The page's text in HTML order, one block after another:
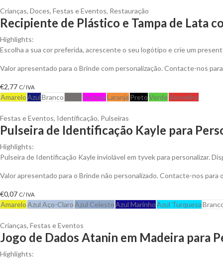
Crianças, Doces, Festas e Eventos, Restauração
Recipiente de Plástico e Tampa de Lata
Highlights:
Escolha a sua cor preferida, acrescente o seu logótipo e crie um
Valor apresentado para o Brinde com personalização. Contacte-nos
€2,77 C/ IVA
AmareloAzulBranco FuchsiaLaranja PretoVerdeVermelho
Festas e Eventos, Identificação, Pulseiras
Pulseira de Identificação Kayle para
Highlights:
Pulseira de Identificação Kayle inviolável em tyvek para personalizar.
Valor apresentado para o Brinde não personalizado. Contacte-nos
€0,07 C/ IVA
AmareloAzul Aço-ClaroAzul CelesteAzul MarinhoAzul Turquesa
Crianças, Festas e Eventos
Jogo de Dados Atanin em Madeira para
Highlights: